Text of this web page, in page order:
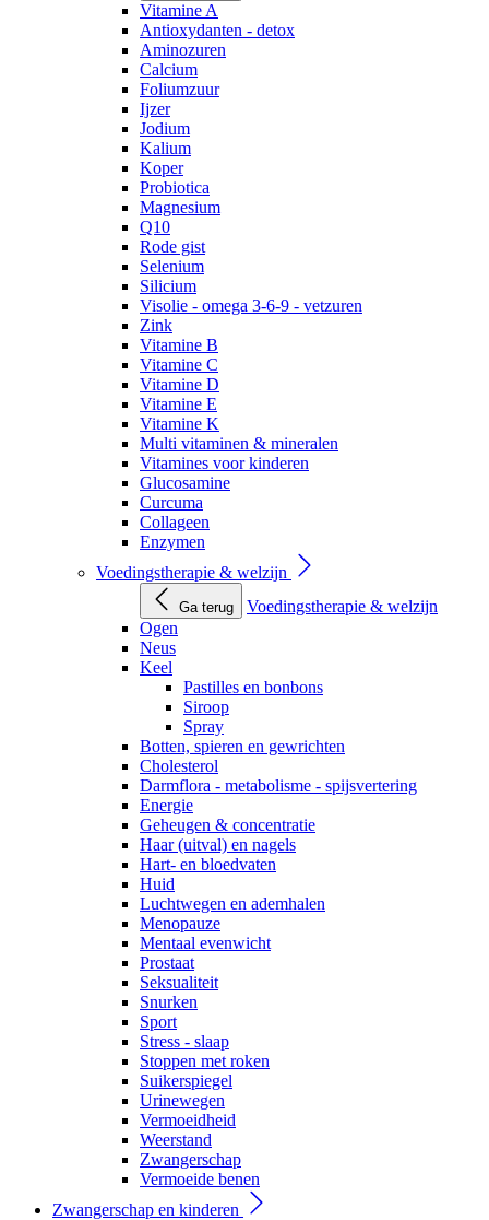
Vitamine A
Antioxydanten - detox
Aminozuren
Calcium
Foliumzuur
Ijzer
Jodium
Kalium
Koper
Probiotica
Magnesium
Q10
Rode gist
Selenium
Silicium
Visolie - omega 3-6-9 - vetzuren
Zink
Vitamine B
Vitamine C
Vitamine D
Vitamine E
Vitamine K
Multi vitaminen & mineralen
Vitamines voor kinderen
Glucosamine
Curcuma
Collageen
Enzymen
Voedingstherapie & welzijn
Ga terug
Voedingstherapie & welzijn
Ogen
Neus
Keel
Pastilles en bonbons
Siroop
Spray
Botten, spieren en gewrichten
Cholesterol
Darmflora - metabolisme - spijsvertering
Energie
Geheugen & concentratie
Haar (uitval) en nagels
Hart- en bloedvaten
Huid
Luchtwegen en ademhalen
Menopauze
Mentaal evenwicht
Prostaat
Seksualiteit
Snurken
Sport
Stress - slaap
Stoppen met roken
Suikerspiegel
Urinewegen
Vermoeidheid
Weerstand
Zwangerschap
Vermoeide benen
Zwangerschap en kinderen